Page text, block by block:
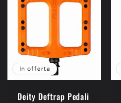
In offerta
Deity Deftrap Pedali